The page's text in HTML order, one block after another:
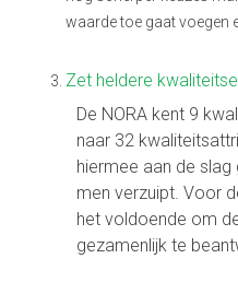
waarde toe gaat voegen
Zet heldere
De NORA kent 9
naar 32
hiermee aan de
men verzuipt. Voor
het voldoende om
gezamenlijk te